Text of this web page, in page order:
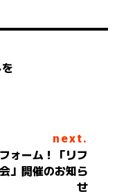
next.
ォーム！「リフ
」開催のお知ら
せ